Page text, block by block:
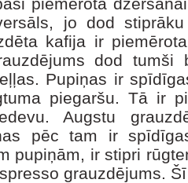
jo dod
kafija ir
dod
Pupiņas ir
piegaršu. Tā ir
Augstu
pēc tam ir
pupiņām, ir stipri
grauzdējums.